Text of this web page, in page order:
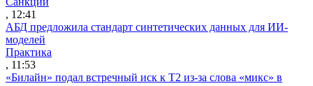
, 12:41
АБД предложила стандарт синтетических данных для ИИ-
моделей
Практика
, 11:53
«Билайн» подал встречный иск к Т2 из-за слова «микс» в